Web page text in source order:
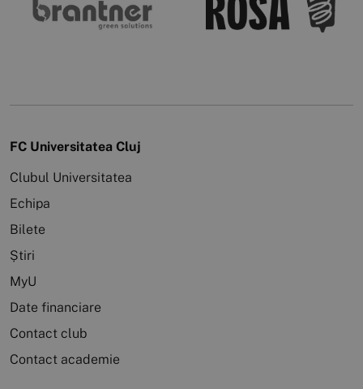
FC Universitatea Cluj
Clubul Universitatea
Echipa
Bilete
Știri
MyU
Date financiare
Contact club
Contact academie